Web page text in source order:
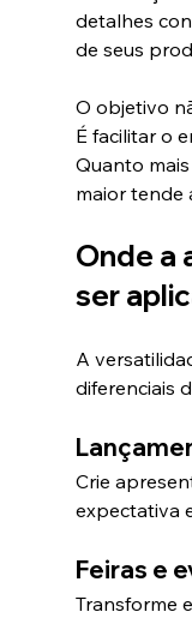
detalhes
de seus
O objetivo
É facilitar o
Quanto
maior tende
Onde a
ser
A
diferenciais
Crie
expectativa
Feiras e
Transforme